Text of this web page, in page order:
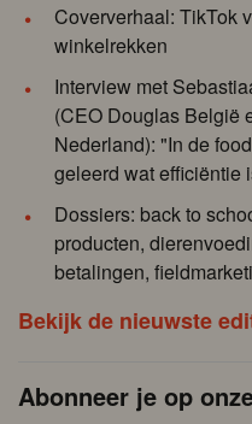
Coververhaal: TikTok
winkelrekken
Interview met
(CEO Douglas België
Nederland): "In de
geleerd wat efficiëntie
Dossiers: back to
producten,
betalingen,
Bekijk de nieuwste
Abonneer je op